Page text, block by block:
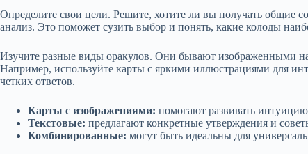
Определите свои цели. Решите, хотите ли вы получать общие
анализ. Это поможет сузить выбор и понять, какие колоды
Изучите разные виды оракулов. Они бывают изображенными
Например, используйте карты с яркими иллюстрациями для
четких ответов.
Карты с изображениями: помогают развивать
Текстовые: предлагают конкретные утверждения и
Комбинированные: могут быть идеальны для